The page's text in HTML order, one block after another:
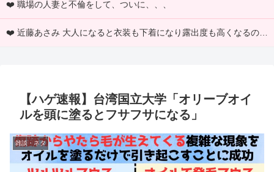
❤️ 職場の人妻と不倫をして、ついに、、、
❤️ 近藤あさみ 大人になると衣装も下着になり露出度も高くなるのでいいですよね～！
【ハゲ速報】台湾国立大学「オリーブオイ
ルを頭に塗るとフサフサになる」
雑談・ネタ